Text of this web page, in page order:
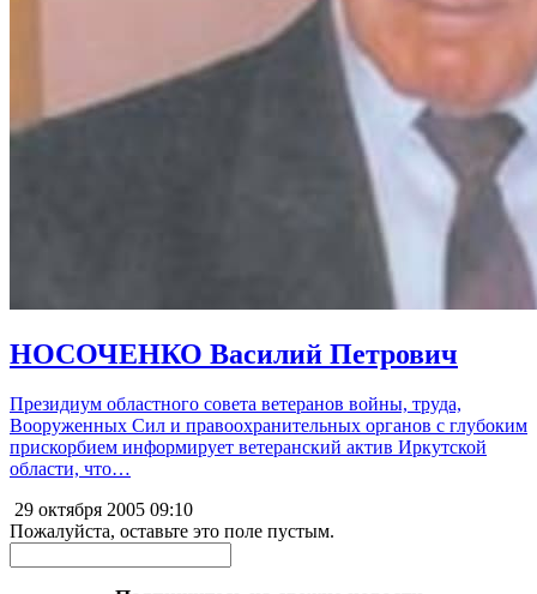
НОСОЧЕНКО Василий Петрович
Президиум областного совета ветеранов войны, труда,
Вооруженных Сил и правоохранительных органов с глубоким
прискорбием информирует ветеранский актив Иркутской
области, что…
29 октября 2005 09:10
Пожалуйста, оставьте это поле пустым.